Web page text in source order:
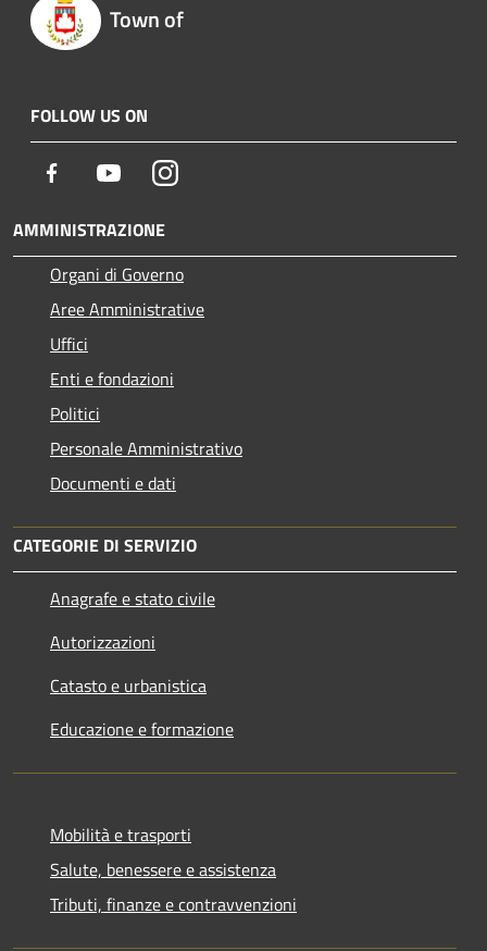
Town of
FOLLOW US ON
Facebook YoutubeInstagram
AMMINISTRAZIONE
Organi di Governo
Aree Amministrative
Uffici
Enti e fondazioni
Politici
Personale Amministrativo
Documenti e dati
CATEGORIE DI SERVIZIO
Anagrafe e stato civile
Autorizzazioni
Catasto e urbanistica
Educazione e formazione
Mobilità e trasporti
Salute, benessere e assistenza
Tributi, finanze e contravvenzioni